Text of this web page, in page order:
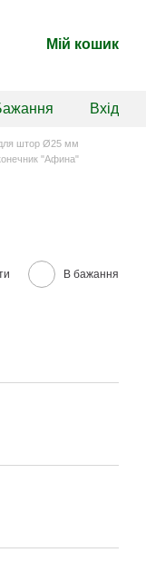
Мій кошик
Вхід
штор Ø25 мм
"Афина"
В бажання